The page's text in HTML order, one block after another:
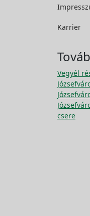
Karrier
Vegyél
csere